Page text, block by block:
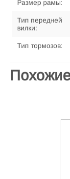
Размер рамы:
Тип передней
вилки:
Тип тормозов: